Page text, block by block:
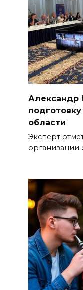
Александр
области
Эксперт
организации